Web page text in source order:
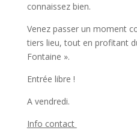
connaissez bien.
Venez passer un moment
tiers lieu, tout en profitant
Fontaine ».
Entrée libre !
A vendredi.
Info contact